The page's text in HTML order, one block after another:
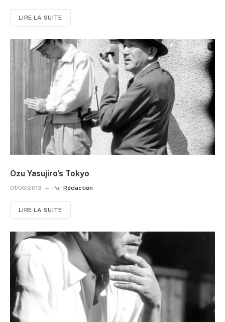
LIRE LA SUITE
Ozu Yasujiro’s Tokyo
01/06/2013 Par Rédaction
LIRE LA SUITE